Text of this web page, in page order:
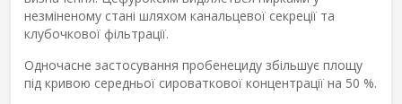
незміненому стані шляхом канальцевої секреції та
клубочкової фільтрації.
Одночасне застосування пробенециду збільшує площу
під кривою середньої сироваткової концентрації на 50 %.